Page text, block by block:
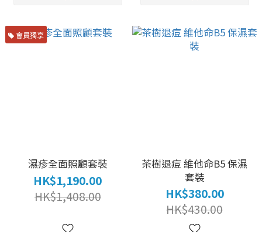
會員獨享
濕疹全面照顧套裝
HK$1,190.00
HK$1,408.00
茶樹退痘 維他命B5 保濕
套裝
HK$380.00
HK$430.00